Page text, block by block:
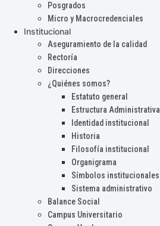
Posgrados
Micro y Macrocredenciales
Institucional
Aseguramiento de la calidad
Rectoría
Direcciones
¿Quiénes somos?
Estatuto general
Estructura Administrativa
Identidad institucional
Historia
Filosofía institucional
Organigrama
Símbolos institucionales
Sistema administrativo
Balance Social
Campus Universitario